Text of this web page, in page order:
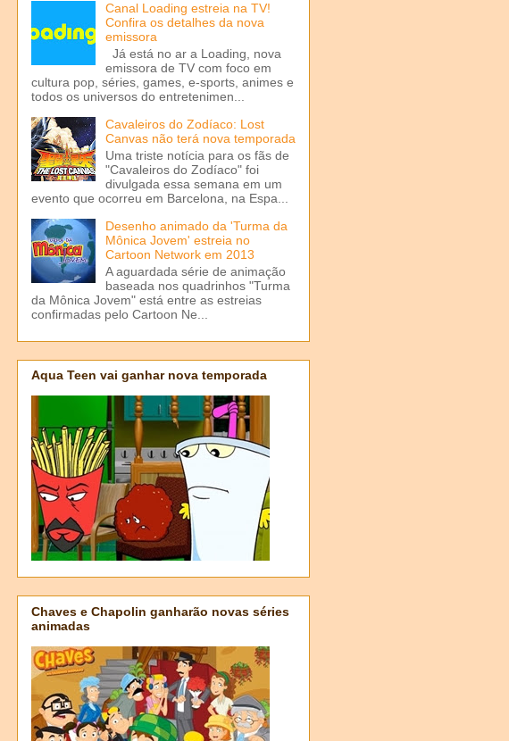
Canal Loading estreia na TV!
Confira os detalhes da nova
emissora
Já está no ar a Loading, nova
emissora de TV com foco em
cultura pop, séries, games, e-sports, animes e
todos os universos do entretenimen...
Cavaleiros do Zodíaco: Lost
Canvas não terá nova temporada
Uma triste notícia para os fãs de
"Cavaleiros do Zodíaco" foi
divulgada essa semana em um
evento que ocorreu em Barcelona, na Espa...
Desenho animado da 'Turma da
Mônica Jovem' estreia no
Cartoon Network em 2013
A aguardada série de animação
baseada nos quadrinhos "Turma
da Mônica Jovem" está entre as estreias
confirmadas pelo Cartoon Ne...
Aqua Teen vai ganhar nova temporada
Chaves e Chapolin ganharão novas séries
animadas